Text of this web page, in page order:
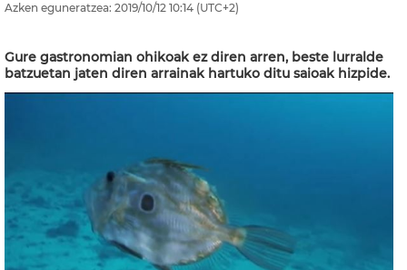
Azken eguneratzea: 2019/10/12 10:14 (UTC+2)
Gure gastronomian ohikoak ez diren arren, beste lurralde
batzuetan jaten diren arrainak hartuko ditu saioak hizpide.